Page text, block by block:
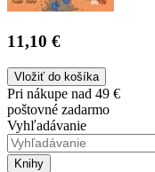
11,10 €
Vložiť do košíka
Pri nákupe nad 49 €
poštovné zadarmo
Vyhľadávanie
Knihy